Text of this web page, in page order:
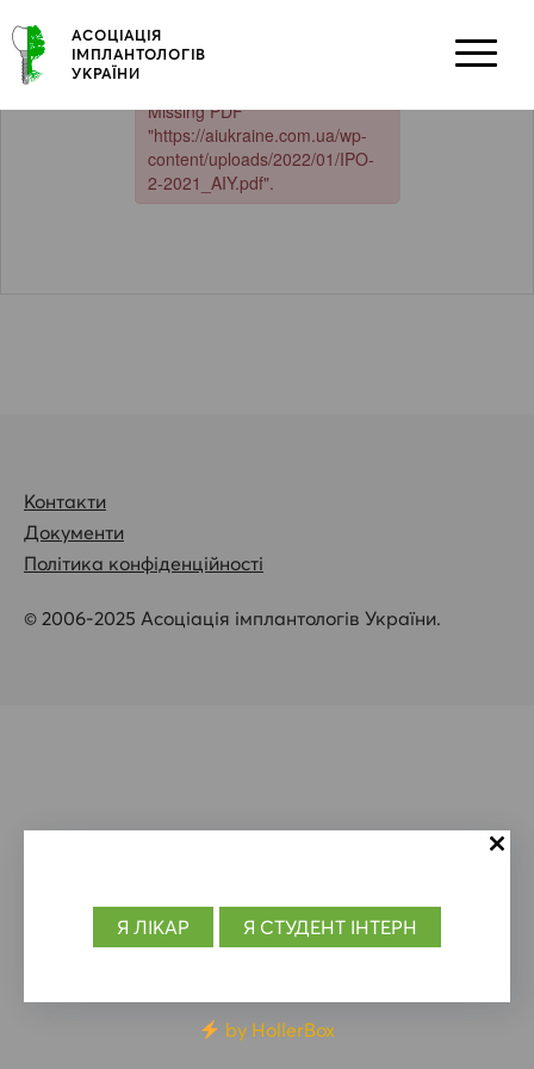
to
content
АСОЦІАЦІЯ
ІМПЛАНТОЛОГІВ
УКРАЇНИ
Контакти
Документи
Політика конфіденційності
© 2006-2025 Асоціація імплантологів України.
Я ЛІКАР Я СТУДЕНТ ІНТЕРН
by HollerBox